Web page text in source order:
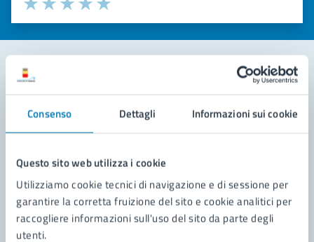
Consenso Dettagli Informazioni sui cookie
Questo sito web utilizza i cookie
Utilizziamo cookie tecnici di navigazione e di sessione per
garantire la corretta fruizione del sito e cookie analitici per
raccogliere informazioni sull'uso del sito da parte degli
utenti.
Valuta 5 stelle su 5
Valuta 4 stelle su 5
Valuta 3 stelle su 5
Valuta 2 stelle su 5
Valuta 1 stelle su 5
Leggi le domande frequenti
Richiedi assistenza
Prenota appuntamento
Problemi in città